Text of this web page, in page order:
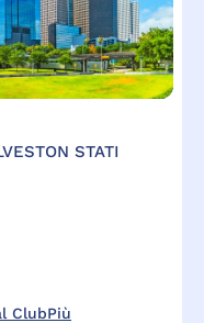
STATI
ClubPiù